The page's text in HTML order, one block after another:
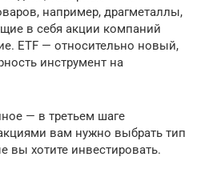
например, драгметаллы,
в себя акции компаний
ETF — относительно новый,
инструмент на
— в третьем шаге
вам нужно выбрать тип
вы хотите инвестировать.